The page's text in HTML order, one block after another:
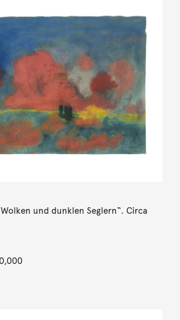
und dunklen Seglern“. Circa